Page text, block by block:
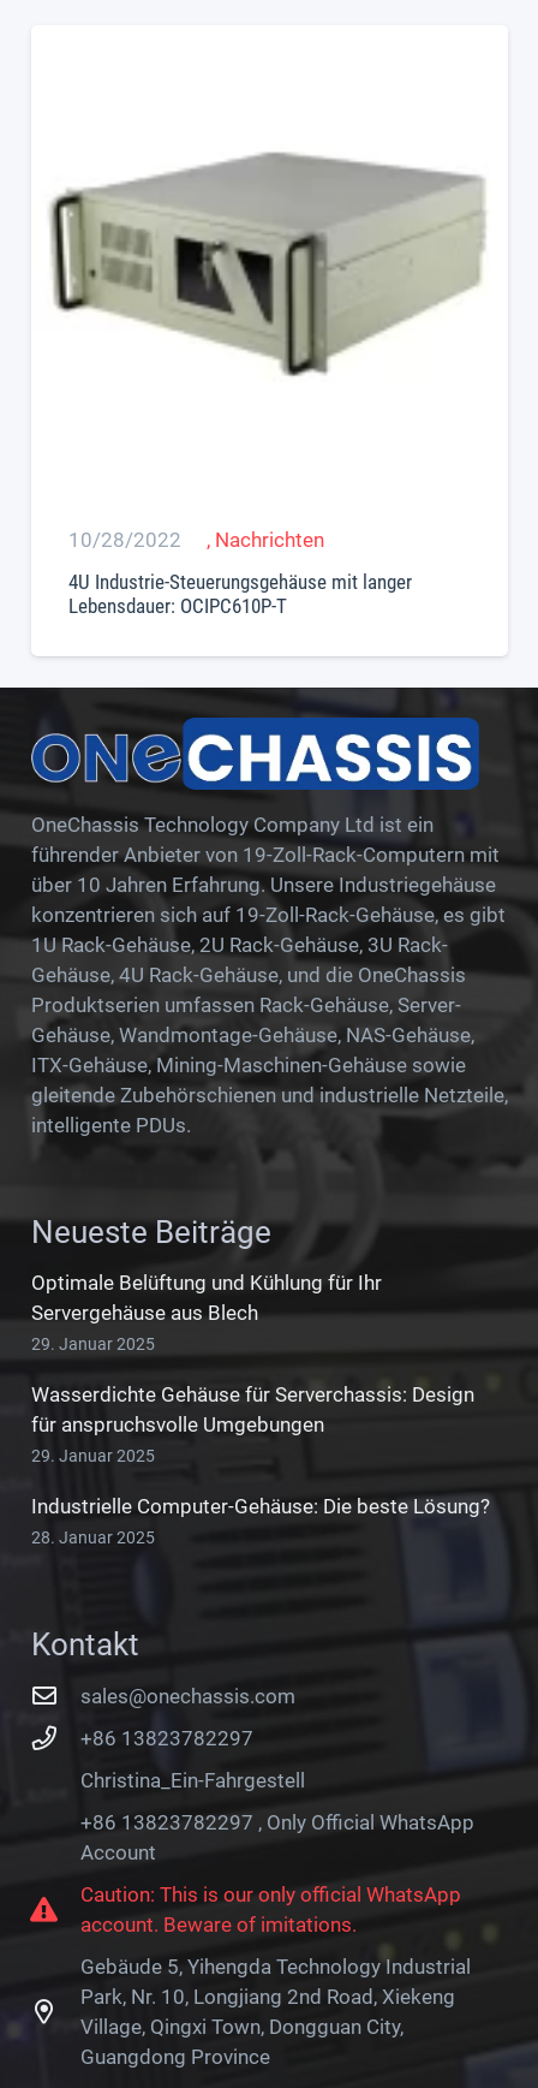
10/28/2022 , Nachrichten
4U Industrie-Steuerungsgehäuse mit langer
Lebensdauer: OCIPC610P-T
OneChassis Technology Company Ltd ist ein
führender Anbieter von 19-Zoll-Rack-Computern mit
über 10 Jahren Erfahrung. Unsere Industriegehäuse
konzentrieren sich auf 19-Zoll-Rack-Gehäuse, es gibt
1U Rack-Gehäuse, 2U Rack-Gehäuse, 3U Rack-
Gehäuse, 4U Rack-Gehäuse, und die OneChassis
Produktserien umfassen Rack-Gehäuse, Server-
Gehäuse, Wandmontage-Gehäuse, NAS-Gehäuse,
ITX-Gehäuse, Mining-Maschinen-Gehäuse sowie
gleitende Zubehörschienen und industrielle Netzteile,
intelligente PDUs.
Neueste Beiträge
Optimale Belüftung und Kühlung für Ihr
Servergehäuse aus Blech
29. Januar 2025
Wasserdichte Gehäuse für Serverchassis: Design
für anspruchsvolle Umgebungen
29. Januar 2025
Industrielle Computer-Gehäuse: Die beste Lösung?
28. Januar 2025
Kontakt
sales@onechassis.com
+86 13823782297
Christina_Ein-Fahrgestell
+86 13823782297 , Only Official WhatsApp
Account
Caution: This is our only official WhatsApp
account. Beware of imitations.
Gebäude 5, Yihengda Technology Industrial
Park, Nr. 10, Longjiang 2nd Road, Xiekeng
Village, Qingxi Town, Dongguan City,
Guangdong Province